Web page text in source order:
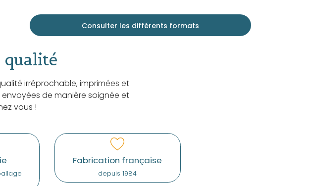
Consulter les différents formats
qualité
irréprochable, imprimées et
de manière soignée et
vous !
Fabrication française
depuis 1984